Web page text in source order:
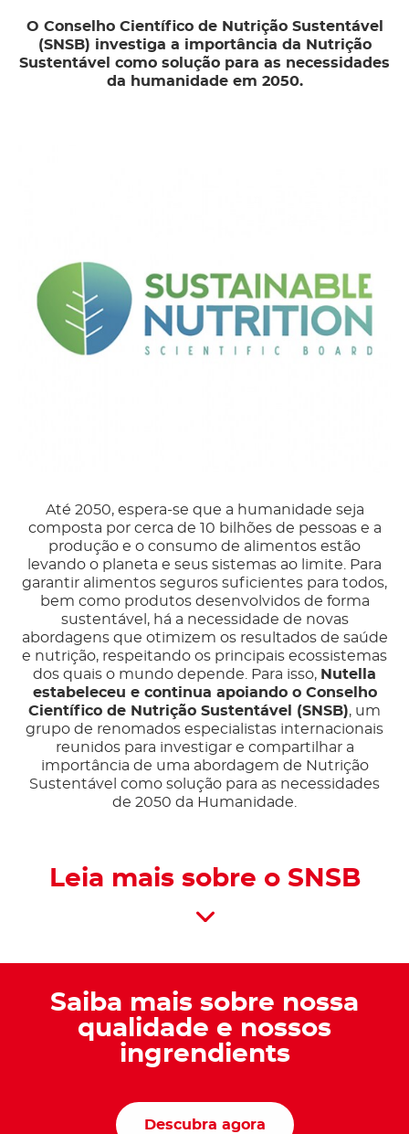
O Conselho Científico de Nutrição Sustentável
(SNSB) investiga a importância da Nutrição
Sustentável como solução para as necessidades
da humanidade em 2050.
Até 2050, espera-se que a humanidade seja
composta por cerca de 10 bilhões de pessoas e a
produção e o consumo de alimentos estão
levando o planeta e seus sistemas ao limite. Para
garantir alimentos seguros suficientes para todos,
bem como produtos desenvolvidos de forma
sustentável, há a necessidade de novas
abordagens que otimizem os resultados de saúde
e nutrição, respeitando os principais ecossistemas
dos quais o mundo depende. Para isso, Nutella
estabeleceu e continua apoiando o Conselho
Científico de Nutrição Sustentável (SNSB), um
grupo de renomados especialistas internacionais
reunidos para investigar e compartilhar a
importância de uma abordagem de Nutrição
Sustentável como solução para as necessidades
de 2050 da Humanidade.
Leia mais sobre o SNSB
Saiba mais sobre nossa
qualidade e nossos
ingrendients
Descubra agora